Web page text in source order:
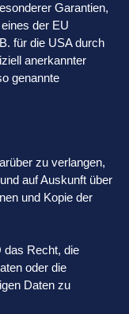
Garantien,
der EU
für die USA durch
anerkannter
genannte
zu verlangen,
auf Auskunft über
und Kopie der
das Recht, die
oder die
Daten zu